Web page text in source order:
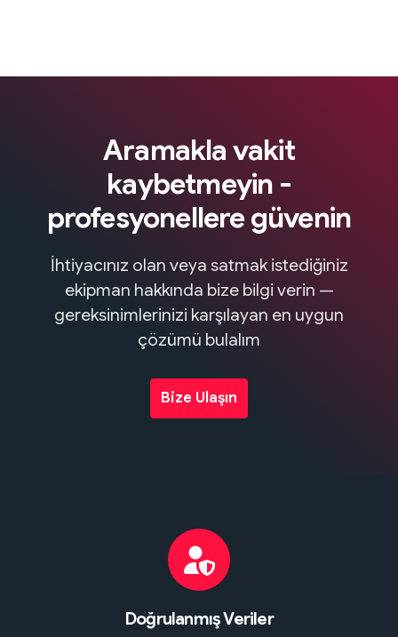
Aramakla vakit
kaybetmeyin -
profesyonellere güvenin
İhtiyacınız olan veya satmak istediğiniz
ekipman hakkında bize bilgi verin —
gereksinimlerinizi karşılayan en uygun
çözümü bulalım
Bize Ulaşın
Doğrulanmış Veriler